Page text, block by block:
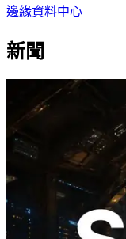
邊緣資料中心
新聞